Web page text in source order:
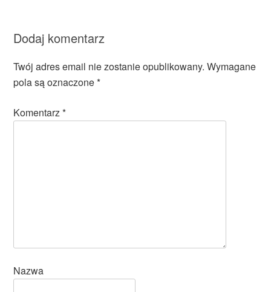
Dodaj komentarz
Twój adres email nie zostanie opublikowany. Wymagane
pola są oznaczone*
Komentarz*
Nazwa